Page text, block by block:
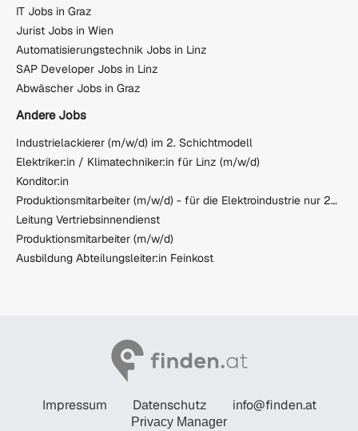
IT Jobs in Graz
Jurist Jobs in Wien
Automatisierungstechnik Jobs in Linz
SAP Developer Jobs in Linz
Abwäscher Jobs in Graz
Andere Jobs
Industrielackierer (m/w/d) im 2. Schichtmodell
Elektriker:in / Klimatechniker:in für Linz (m/w/d)
Konditor:in
Produktionsmitarbeiter (m/w/d) - für die Elektroindustrie nur 25 Min. von Graz
Leitung Vertriebsinnendienst
Produktionsmitarbeiter (m/w/d)
Ausbildung Abteilungsleiter:in Feinkost
Impressum Datenschutz info@finden.at
Privacy Manager